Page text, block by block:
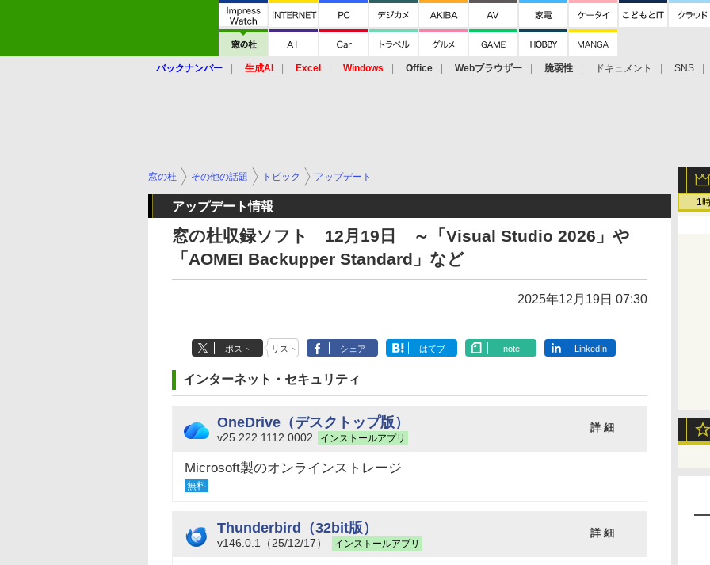
バックナンバー 生成AI Excel Windows Office Webブラウザー 脆弱性 ドキュメント SNS
1
窓の杜 その他の話題 トピック アップデート
アップデート情報
窓の杜収録ソフト 12月19日 ～「Visual Studio 2026」や
「AOMEI Backupper Standard」など
2025年12月19日 07:30
ポスト リスト シェア はてブ note LinkedIn
インターネット・セキュリティ
OneDrive（デスクトップ版）
v25.222.1112.0002 インストールアプリ
詳 細
Microsoft製のオンラインストレージ
無料
Thunderbird（32bit版）
v146.0.1（25/12/17） インストールアプリ
詳 細